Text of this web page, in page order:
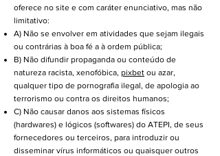
oferece no site e com caráter enunciativo, mas não
limitativo:
A) Não se envolver em atividades que sejam ilegais
ou contrárias à boa fé a à ordem pública;
B) Não difundir propaganda ou conteúdo de
natureza racista, xenofóbica, pixbet ou azar,
qualquer tipo de pornografia ilegal, de apologia ao
terrorismo ou contra os direitos humanos;
C) Não causar danos aos sistemas físicos
(hardwares) e lógicos (softwares) do ATEPI, de seus
fornecedores ou terceiros, para introduzir ou
disseminar vírus informáticos ou quaisquer outros